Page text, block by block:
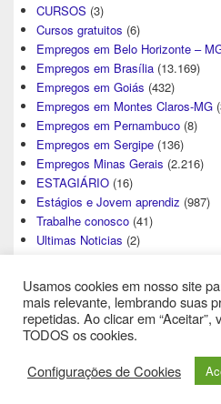
CURSOS (3)
Cursos gratuitos (6)
Empregos em Belo Horizonte –
Empregos em Brasília (13.169)
Empregos em Goiás (432)
Empregos em Montes Claros-MG
Empregos em Pernambuco (8)
Empregos em Sergipe (136)
Empregos Minas Gerais (2.216)
ESTAGIÁRIO (16)
Estágios e Jovem aprendiz (987)
Trabalhe conosco (41)
Ultimas Noticias (2)
Direitos Autorais © 2026Central de
Theme: Catch Box by
Usamos cookies em nosso site
mais relevante, lembrando suas
repetidas. Ao clicar em
TODOS os cookies.
Configurações de Cookies